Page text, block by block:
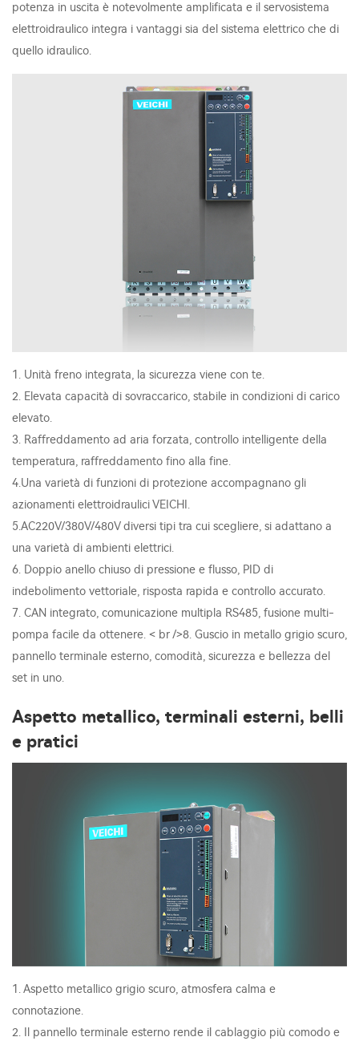
potenza in uscita è notevolmente amplificata e il servosistema
elettroidraulico integra i vantaggi sia del sistema elettrico che di
quello idraulico.
1. Unità freno integrata, la sicurezza viene con te.
2. Elevata capacità di sovraccarico, stabile in condizioni di carico
elevato.
3. Raffreddamento ad aria forzata, controllo intelligente della
temperatura, raffreddamento fino alla fine.
4.Una varietà di funzioni di protezione accompagnano gli
azionamenti elettroidraulici VEICHI.
5.AC220V/380V/480V diversi tipi tra cui scegliere, si adattano a
una varietà di ambienti elettrici.
6. Doppio anello chiuso di pressione e flusso, PID di
indebolimento vettoriale, risposta rapida e controllo accurato.
7. CAN integrato, comunicazione multipla RS485, fusione multi-
pompa facile da ottenere. < br />8. Guscio in metallo grigio scuro,
pannello terminale esterno, comodità, sicurezza e bellezza del
set in uno.
Aspetto metallico, terminali esterni, belli
e pratici
1. Aspetto metallico grigio scuro, atmosfera calma e
connotazione.
2. Il pannello terminale esterno rende il cablaggio più comodo e